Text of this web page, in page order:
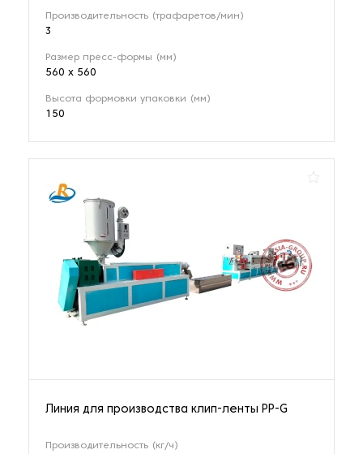
Производительность (трафаретов/мин)
3
Размер пресс-формы (мм)
560 х 560
Высота формовки упаковки (мм)
150
Линия для производства клип-ленты PP-G
Производительность (кг/ч)